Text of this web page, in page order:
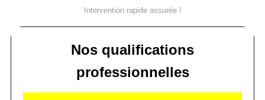
Intervention rapide assurée !
Nos qualifications
professionnelles